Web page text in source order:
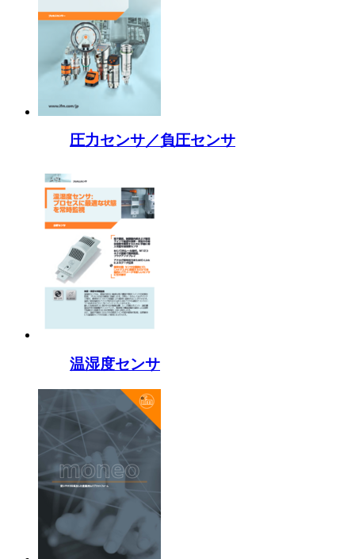
圧力センサ／負圧センサ
温湿度センサ